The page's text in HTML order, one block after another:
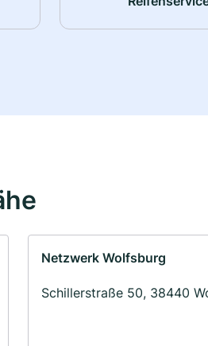
Netzwerk Wolfsburg
Schillerstraße 50, 38440